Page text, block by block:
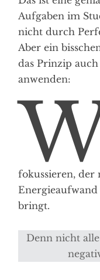
Aufgaben im
nicht durch
Aber ein
das Prinzip
anwenden:
fokussieren,
bringt.
Denn nicht